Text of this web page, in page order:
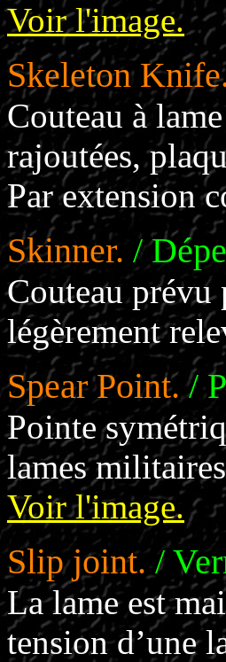
Voir l'image.
Skeleton
Couteau à
rajoutées,
Par extension
Skinner. /
Couteau prévu
légèrement
Spear Point. /
Pointe
lames
Voir l'image.
Slip joint. /
La lame est
tension d’une